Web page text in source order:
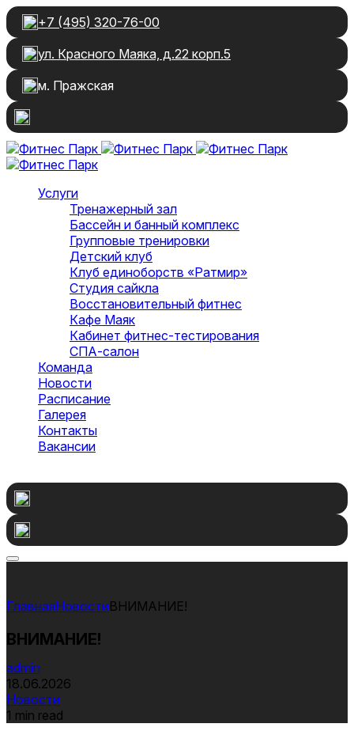
+7 (495) 320-76-00
ул. Красного Маяка, д.22 корп.5
м. Пражская
Услуги
Тренажерный зал
Бассейн и банный комплекс
Групповые тренировки
Детский клуб
Клуб единоборств «Ратмир»
Студия сайкла
Восстановительный фитнес
Кафе Маяк
Кабинет фитнес-тестирования
СПА-салон
Команда
Новости
Расписание
Галерея
Контакты
Вакансии
НовостиВНИМАНИЕ!
ВНИМАНИЕ!
admin
18.06.2026
Новости
1 min read